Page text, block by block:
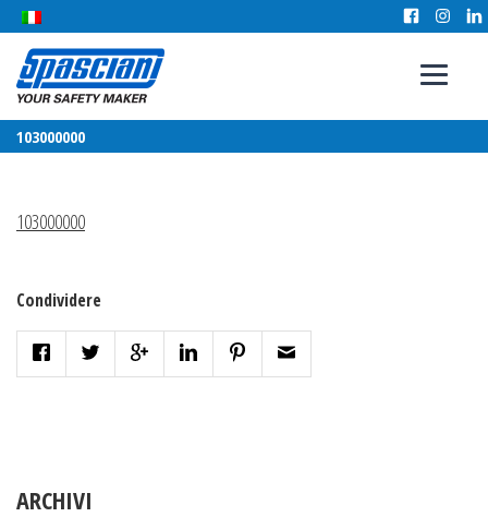
103000000
103000000
Condividere
ARCHIVI